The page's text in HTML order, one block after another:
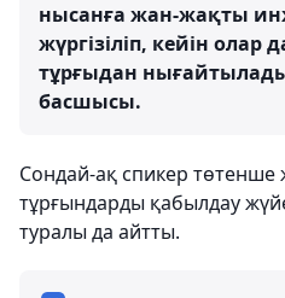
нысанға жан-жақты
жүргізіліп, кейін
тұрғыдан
басшысы.
Сондай-ақ спикер төтенше
тұрғындарды қабылдау
туралы да айтты.